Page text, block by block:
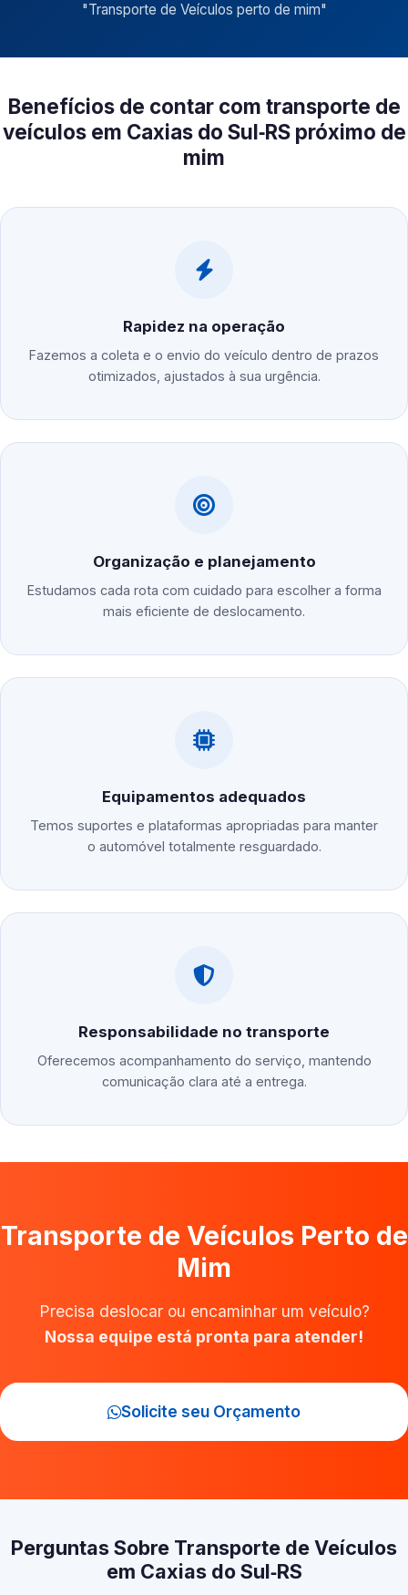
"Transporte de Veículos perto de mim"
Benefícios de contar com transporte de
veículos em Caxias do Sul‑RS próximo de
mim
Rapidez na operação
Fazemos a coleta e o envio do veículo dentro de prazos
otimizados, ajustados à sua urgência.
Organização e planejamento
Estudamos cada rota com cuidado para escolher a forma
mais eficiente de deslocamento.
Equipamentos adequados
Temos suportes e plataformas apropriadas para manter
o automóvel totalmente resguardado.
Responsabilidade no transporte
Oferecemos acompanhamento do serviço, mantendo
comunicação clara até a entrega.
Transporte de Veículos Perto de
Mim
Precisa deslocar ou encaminhar um veículo?
Nossa equipe está pronta para atender!
Solicite seu Orçamento
Perguntas Sobre Transporte de Veículos
em Caxias do Sul‑RS